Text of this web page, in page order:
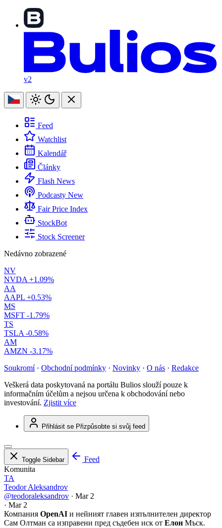
v2
Feed
Watchlist
Kalendář
Články
Flash News
Podcasty New
Fair Price Index
StockBot
Stock Screener
Nedávno zobrazené
NV
NVDA +1.09%
AA
AAPL +0.53%
MS
MSFT -1.79%
TS
TSLA -0.58%
AM
AMZN -3.17%
Soukromí · Obchodní podmínky · Novinky · O nás · Redakce
Veškerá data poskytovaná na portálu Bulios slouží pouze k
informačním účelům a nejsou určena k obchodování nebo
investování. Zjistit více
Přihlásit se Přizpůsobte si svůj feed
Toggle Sidebar
Feed
Komunita
TA
Teodor Aleksandrov
@teodoraleksandrov · Mar 2
· Mar 2
Компания OpenAI и нейният главен изпълнителен директор
Сам Олтман са изправени пред съдебен иск от Елон Мъск.